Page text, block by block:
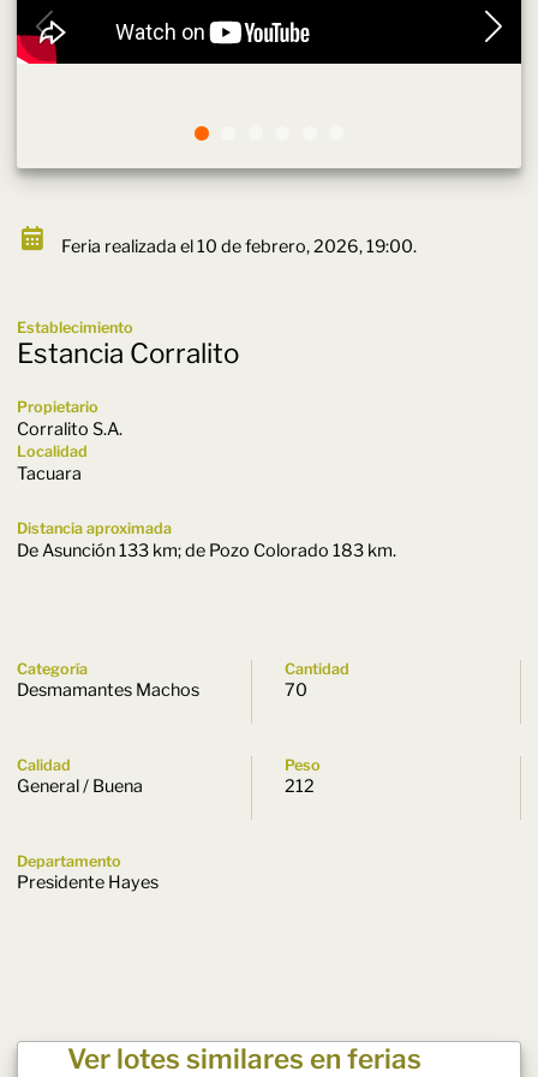
Feria realizada el 10 de febrero, 2026, 19:00.
Establecimiento
Estancia Corralito
Propietario
Corralito S.A.
Localidad
Tacuara
Distancia aproximada
De Asunción 133 km; de Pozo Colorado 183 km.
Categoría
Desmamantes Machos
Cantidad
70
Calidad
General / Buena
Peso
212
Departamento
Presidente Hayes
Ver lotes similares en ferias